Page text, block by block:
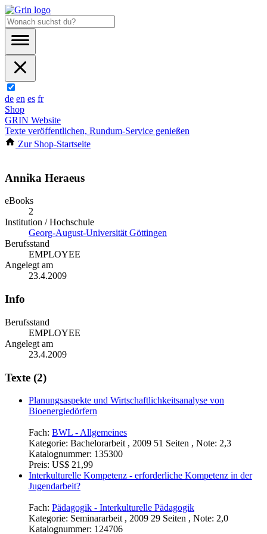
de en es fr
Shop
GRIN Website
Texte veröffentlichen, Rundum-Service genießen
Zur Shop-Startseite
Annika Heraeus
eBooks
2
Institution / Hochschule
Georg-August-Universität Göttingen
Berufsstand
EMPLOYEE
Angelegt am
23.4.2009
Info
Berufsstand
EMPLOYEE
Angelegt am
23.4.2009
Texte (2)
Planungsaspekte und Wirtschaftlichkeitsanalyse von
Bioenergiedörfern
Fach: BWL - Allgemeines
Kategorie: Bachelorarbeit , 2009 51 Seiten , Note: 2,3
Katalognummer: 135300
Preis: US$ 21,99
Interkulturelle Kompetenz - erforderliche Kompetenz in der
Jugendarbeit?
Fach: Pädagogik - Interkulturelle Pädagogik
Kategorie: Seminararbeit , 2009 29 Seiten , Note: 2,0
Katalognummer: 124706